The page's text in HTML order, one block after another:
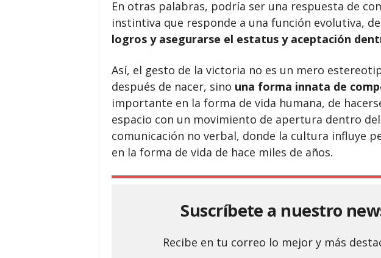
En otras palabras, podría ser una respuesta de
instintiva que responde a una función evolutiva,
logros y asegurarse el estatus y aceptación
Así, el gesto de la victoria no es un mero
después de nacer, sino una forma innata de
importante en la forma de vida humana, de
espacio con un movimiento de apertura dentro
comunicación no verbal, donde la cultura influye
en la forma de vida de hace miles de años.
Suscríbete a nuestro
Recibe en tu correo lo mejor y más